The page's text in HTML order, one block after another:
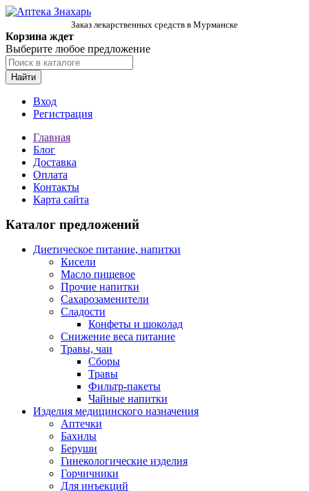
Заказ лекарственных средств в Мурманске
Корзина ждет
Выберите любое предложение
Найти
Вход
Регистрация
Главная
Блог
Доставка
Оплата
Контакты
Карта сайта
Каталог предложений
Диетическое питание, напитки
Кисели
Масло пищевое
Прочие напитки
Сахарозаменители
Сладости
Конфеты и шоколад
Снижение веса питание
Травы, чаи
Сборы
Травы
Фильтр-пакеты
Чайные напитки
Изделия медицинского назначения
Аптечки
Бахилы
Беруши
Гинекологические изделия
Горчичники
Для инъекций